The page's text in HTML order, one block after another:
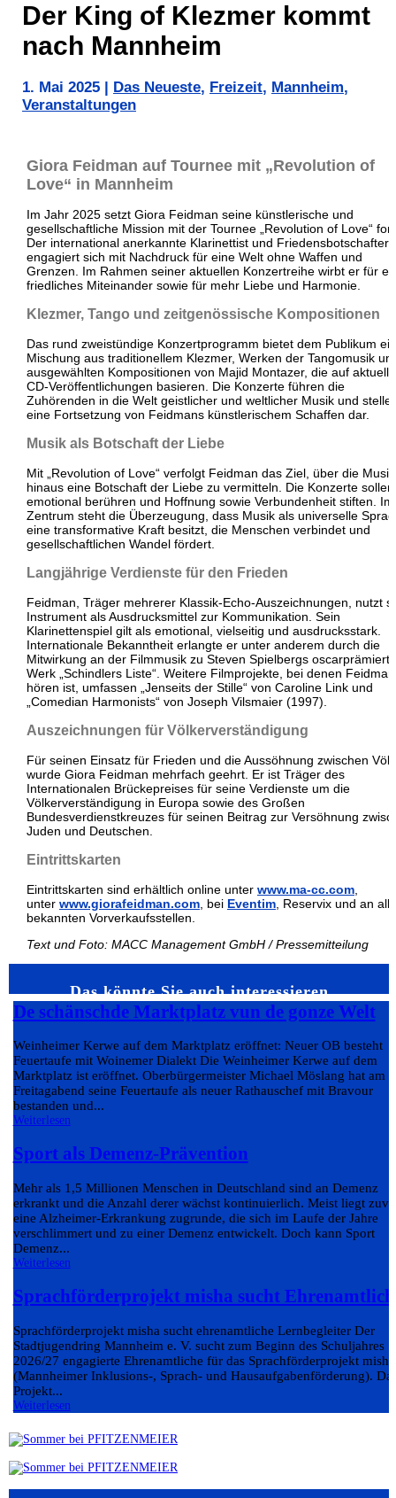
Der King of Klezmer kommt
nach Mannheim
1. Mai 2025 Das Neueste, Freizeit, Mannheim,
Veranstaltungen
Giora Feidman auf Tournee mit „Revolution of
Love“ in Mannheim
Im Jahr 2025 setzt Giora Feidman seine künstlerische und
gesellschaftliche Mission mit der Tournee „Revolution of Love“
Der international anerkannte Klarinettist und Friedensbotschafter
engagiert sich mit Nachdruck für eine Welt ohne Waffen und
Grenzen. Im Rahmen seiner aktuellen Konzertreihe wirbt er für
friedliches Miteinander sowie für mehr Liebe und Harmonie.
Klezmer, Tango und zeitgenössische Kompositionen
Das rund zweistündige Konzertprogramm bietet dem Publikum
Mischung aus traditionellem Klezmer, Werken der Tangomusik
ausgewählten Kompositionen von Majid Montazer, die auf
CD-Veröffentlichungen basieren. Die Konzerte führen die
Zuhörenden in die Welt geistlicher und weltlicher Musik und
eine Fortsetzung von Feidmans künstlerischem Schaffen dar.
Musik als Botschaft der Liebe
Mit „Revolution of Love“ verfolgt Feidman das Ziel, über die Musik
hinaus eine Botschaft der Liebe zu vermitteln. Die Konzerte sollen
emotional berühren und Hoffnung sowie Verbundenheit stiften. Im
Zentrum steht die Überzeugung, dass Musik als universelle
eine transformative Kraft besitzt, die Menschen verbindet und
gesellschaftlichen Wandel fördert.
Langjährige Verdienste für den Frieden
Feidman, Träger mehrerer Klassik-Echo-Auszeichnungen, nutzt
Instrument als Ausdrucksmittel zur Kommunikation. Sein
Klarinettenspiel gilt als emotional, vielseitig und ausdrucksstark.
Internationale Bekanntheit erlangte er unter anderem durch die
Mitwirkung an der Filmmusik zu Steven Spielbergs
Werk „Schindlers Liste“. Weitere Filmprojekte, bei denen
hören ist, umfassen „Jenseits der Stille“ von Caroline Link und
„Comedian Harmonists“ von Joseph Vilsmaier (1997).
Auszeichnungen für Völkerverständigung
Für seinen Einsatz für Frieden und die Aussöhnung zwischen
wurde Giora Feidman mehrfach geehrt. Er ist Träger des
Internationalen Brückepreises für seine Verdienste um die
Völkerverständigung in Europa sowie des Großen
Bundesverdienstkreuzes für seinen Beitrag zur Versöhnung
Juden und Deutschen.
Eintrittskarten
Eintrittskarten sind erhältlich online unter www.ma-cc.com,
unter www.giorafeidman.com, bei Eventim, Reservix und an
bekannten Vorverkaufsstellen.
Text und Foto: MACC Management GmbH / Pressemitteilung
Das könnte Sie auch interessieren…
De schänschde Marktplatz vun de gonze Welt
Weinheimer Kerwe auf dem Marktplatz eröffnet: Neuer OB besteht
Feuertaufe mit Woinemer Dialekt Die Weinheimer Kerwe auf dem
Marktplatz ist eröffnet. Oberbürgermeister Michael Möslang hat am
Freitagabend seine Feuertaufe als neuer Rathauschef mit Bravour
bestanden und...
Weiterlesen
Sport als Demenz-Prävention
Mehr als 1,5 Millionen Menschen in Deutschland sind an Demenz
erkrankt und die Anzahl derer wächst kontinuierlich. Meist liegt
eine Alzheimer-Erkrankung zugrunde, die sich im Laufe der Jahre
verschlimmert und zu einer Demenz entwickelt. Doch kann Sport
Demenz...
Weiterlesen
Sprachförderprojekt misha sucht
Sprachförderprojekt misha sucht ehrenamtliche Lernbegleiter Der
Stadtjugendring Mannheim e. V. sucht zum Beginn des Schuljahres
2026/27 engagierte Ehrenamtliche für das Sprachförderprojekt misha
(Mannheimer Inklusions-, Sprach- und Hausaufgabenförderung).
Projekt...
Weiterlesen